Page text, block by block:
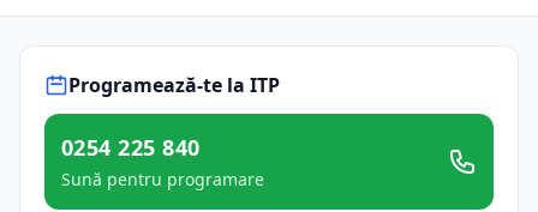
Programează-te la ITP
0254 225 840
Sună pentru programare